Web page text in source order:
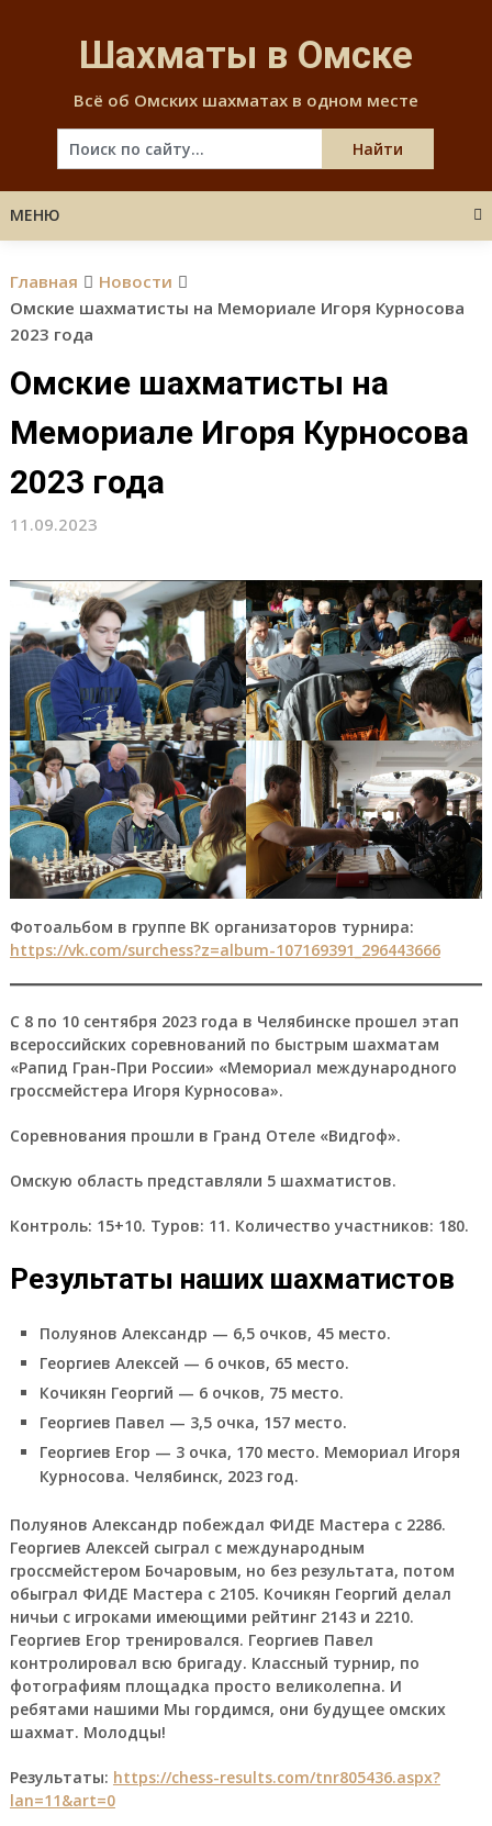
content
Шахматы в Омске
Всё об Омских шахматах в одном месте
МЕНЮ
Главная
Новости
Омские шахматисты на Мемориале Игоря Курносова
2023 года
Омские шахматисты на
Мемориале Игоря Курносова
2023 года
11.09.2023
Фотоальбом в группе ВК организаторов турнира:
https://vk.com/surchess?z=album-107169391_296443666
С 8 по 10 сентября 2023 года в Челябинске прошел этап
всероссийских соревнований по быстрым шахматам
«Рапид Гран-При России» «Мемориал международного
гроссмейстера Игоря Курносова».
Соревнования прошли в Гранд Отеле «Видгоф».
Омскую область представляли 5 шахматистов.
Контроль: 15+10. Туров: 11. Количество участников: 180.
Результаты наших шахматистов
Полуянов Александр — 6,5 очков, 45 место.
Георгиев Алексей — 6 очков, 65 место.
Кочикян Георгий — 6 очков, 75 место.
Георгиев Павел — 3,5 очка, 157 место.
Георгиев Егор — 3 очка, 170 место. Мемориал Игоря
Курносова. Челябинск, 2023 год.
Полуянов Александр побеждал ФИДЕ Мастера с 2286.
Георгиев Алексей сыграл с международным
гроссмейстером Бочаровым, но без результата, потом
обыграл ФИДЕ Мастера с 2105. Кочикян Георгий делал
ничьи с игроками имеющими рейтинг 2143 и 2210.
Георгиев Егор тренировался. Георгиев Павел
контролировал всю бригаду. Классный турнир, по
фотографиям площадка просто великолепна. И
ребятами нашими Мы гордимся, они будущее омских
шахмат. Молодцы!
Результаты: https://chess-results.com/tnr805436.aspx?
lan=11&art=0